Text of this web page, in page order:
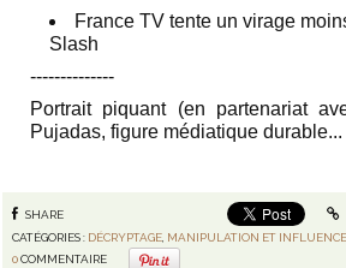
France TV tente un virage
Slash
‐-‐-----------
Portrait piquant (en partenariat
Pujadas, figure médiatique durable...
SHARE
CATÉGORIES : DÉCRYPTAGE MANIPULATION ET INFLUENCE
0COMMENTAIRE